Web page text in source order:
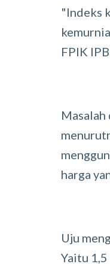
"Indeks
FPIK
harga
Uju
Yaitu